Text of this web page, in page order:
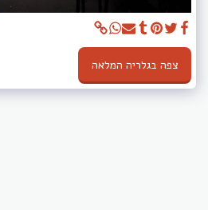
צפה בגלריה המלאה